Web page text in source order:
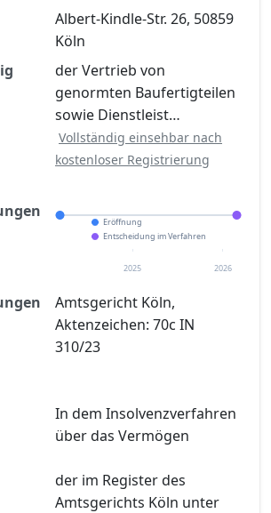
Registrierung verfügbar
Jetzt kostenlos registrieren
Albert-Kindle-Str. 26, 50859
Köln
der Vertrieb von
genormten Baufertigteilen
sowie Dienstleist…
Vollständig einsehbar nach
kostenloser Registrierung
Eröffnung
Entscheidung im Verfahren
2025 2026
Amtsgericht Köln,
Aktenzeichen: 70c IN
310/23
In dem Insolvenzverfahren
über das Vermögen
der im Register des
Amtsgerichts Köln unter